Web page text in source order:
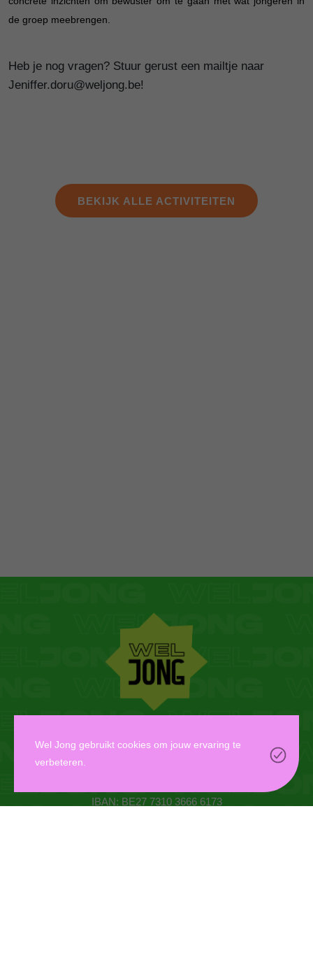
de groep meebrengen.
Heb je nog vragen? Stuur gerust een mailtje naar
Jeniffer.doru@weljong.be!
BEKIJK ALLE ACTIVITEITEN
IBAN: BE27 7310 3666 6173
Wel Jong gebruikt cookies om jouw ervaring te
verbeteren.